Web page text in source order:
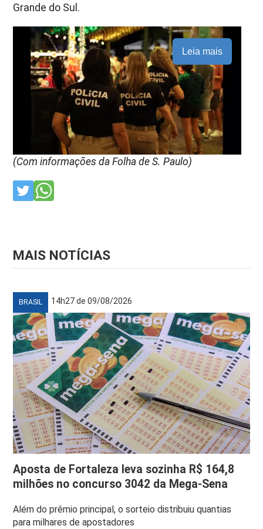
Grande do Sul.
Leia mais
(Com informações da Folha de S. Paulo)
MAIS NOTÍCIAS
BRASIL 14h27 de 09/08/2026
Aposta de Fortaleza leva sozinha R$ 164,8
milhões no concurso 3042 da Mega-Sena
Além do prêmio principal, o sorteio distribuiu quantias
para milhares de apostadores